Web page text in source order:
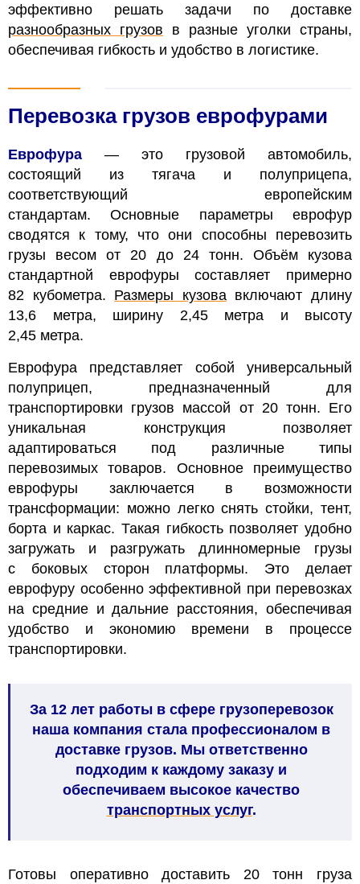
эффективно решать задачи по доставке
разнообразных грузов в разные уголки страны,
обеспечивая гибкость и удобство в логистике.
Перевозка грузов еврофурами
Еврофура
— это грузовой автомобиль,
состоящий из тягача и полуприцепа,
соответствующий европейским
стандартам. Основные параметры еврофур
сводятся к тому, что они способны перевозить
грузы весом от 20 до 24 тонн. Объём кузова
стандартной еврофуры составляет примерно
82 кубометра. Размеры кузовавключают длину
13,6 метра, ширину 2,45 метра и высоту
2,45 метра.
Еврофура представляет собой универсальный
полуприцеп, предназначенный для
транспортировки грузов массой от 20 тонн. Его
уникальная конструкция позволяет
адаптироваться под различные типы
перевозимых товаров. Основное преимущество
еврофуры заключается в возможности
трансформации: можно легко снять стойки, тент,
борта и каркас. Такая гибкость позволяет удобно
загружать и разгружать длинномерные грузы
с боковых сторон платформы. Это делает
еврофуру особенно эффективной при перевозках
на средние и дальние расстояния, обеспечивая
удобство и экономию времени в процессе
транспортировки.
За 12 лет работы в сфере грузоперевозок
наша компания стала профессионалом в
доставке грузов. Мы ответственно
подходим к каждому заказу и
обеспечиваем высокое качество
транспортных услуг.
Готовы оперативно доставить 20 тонн груза